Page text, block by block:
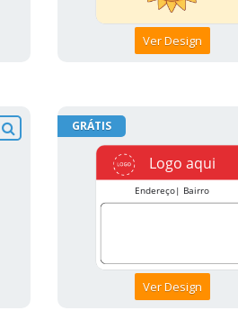
Ver Design
GRÁTIS
Ver Design